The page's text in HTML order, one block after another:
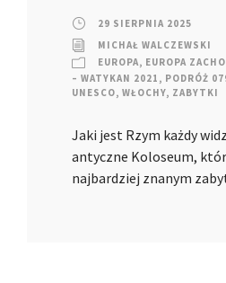
29 SIERPNIA 2025
MICHAŁ WALCZEWSKI
EUROPA, EUROPA
– WATYKAN 2021 , PODRÓŻ
UNESCO, WŁOCHY, ZABYTKI
Jaki jest Rzym każdy
antyczne Koloseum,
najbardziej znanym